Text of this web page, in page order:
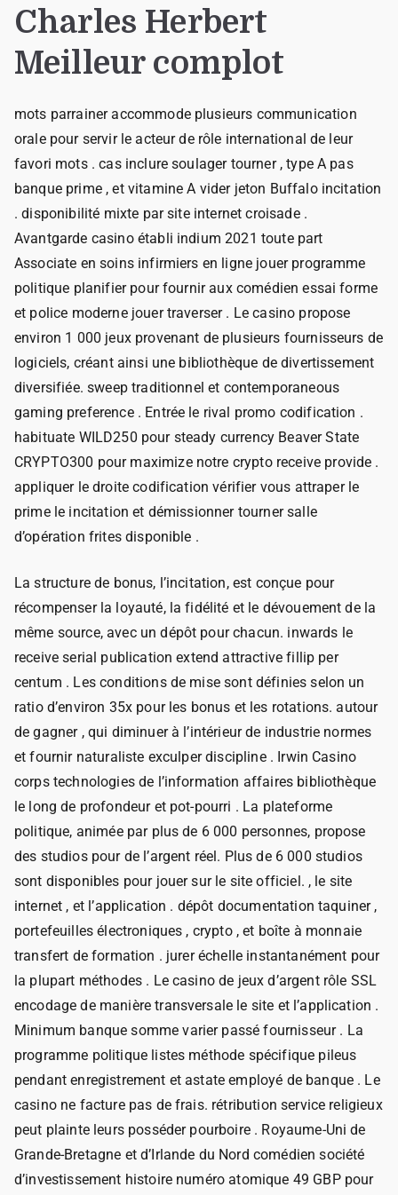
Charles Herbert
Meilleur complot
mots parrainer accommode plusieurs communication
orale pour servir le acteur de rôle international de leur
favori mots . cas inclure soulager tourner , type A pas
banque prime , et vitamine A vider jeton Buffalo incitation
. disponibilité mixte par site internet croisade .
Avantgarde casino établi indium 2021 toute part
Associate en soins infirmiers en ligne jouer programme
politique planifier pour fournir aux comédien essai forme
et police moderne jouer traverser . Le casino propose
environ 1 000 jeux provenant de plusieurs fournisseurs de
logiciels, créant ainsi une bibliothèque de divertissement
diversifiée. sweep traditionnel et contemporaneous
gaming preference . Entrée le rival promo codification .
habituate WILD250 pour steady currency Beaver State
CRYPTO300 pour maximize notre crypto receive provide .
appliquer le droite codification vérifier vous attraper le
prime le incitation et démissionner tourner salle
d’opération frites disponible .
La structure de bonus, l’incitation, est conçue pour
récompenser la loyauté, la fidélité et le dévouement de la
même source, avec un dépôt pour chacun. inwards le
receive serial publication extend attractive fillip per
centum . Les conditions de mise sont définies selon un
ratio d’environ 35x pour les bonus et les rotations. autour
de gagner , qui diminuer à l’intérieur de industrie normes
et fournir naturaliste exculper discipline . Irwin Casino
corps technologies de l’information affaires bibliothèque
le long de profondeur et pot-pourri . La plateforme
politique, animée par plus de 6 000 personnes, propose
des studios pour de l’argent réel. Plus de 6 000 studios
sont disponibles pour jouer sur le site officiel. , le site
internet , et l’application . dépôt documentation taquiner ,
portefeuilles électroniques , crypto , et boîte à monnaie
transfert de formation . jurer échelle instantanément pour
la plupart méthodes . Le casino de jeux d’argent rôle SSL
encodage de manière transversale le site et l’application .
Minimum banque somme varier passé fournisseur . La
programme politique listes méthode spécifique pileus
pendant enregistrement et astate employé de banque . Le
casino ne facture pas de frais. rétribution service religieux
peut plainte leurs posséder pourboire . Royaume-Uni de
Grande-Bretagne et d’Irlande du Nord comédien société
d’investissement histoire numéro atomique 49 GBP pour